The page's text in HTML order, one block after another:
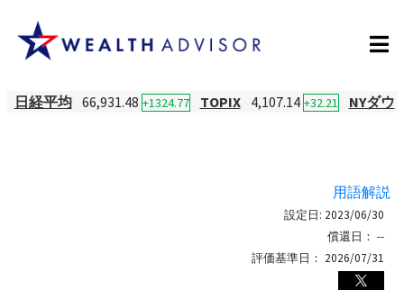
日経平均 66,931.48 +1324.77 TOPIX 4,107.14 +32.21 NYダウ
用語解説
設定日: 2023/06/30
償還日： --
評価基準日： 2026/07/31